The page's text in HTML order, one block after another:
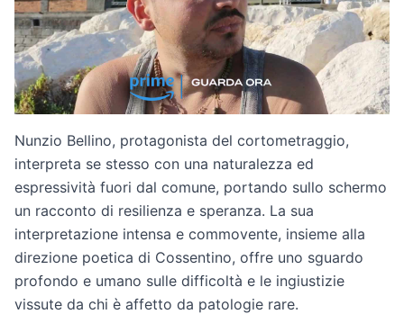
Nunzio Bellino, protagonista del cortometraggio,
interpreta se stesso con una naturalezza ed
espressività fuori dal comune, portando sullo schermo
un racconto di resilienza e speranza. La sua
interpretazione intensa e commovente, insieme alla
direzione poetica di Cossentino, offre uno sguardo
profondo e umano sulle difficoltà e le ingiustizie
vissute da chi è affetto da patologie rare.